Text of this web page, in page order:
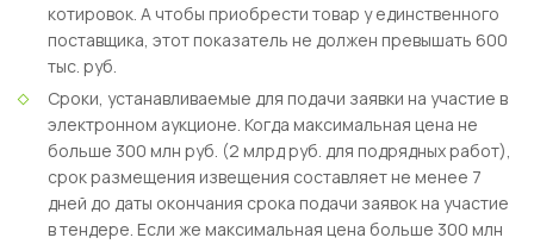
котировок. А чтобы приобрести товар у единственного
поставщика, этот показатель не должен превышать 600
тыс. руб.
Сроки, устанавливаемые для подачи заявки на участие в
электронном аукционе. Когда максимальная цена не
больше 300 млн руб. (2 млрд руб. для подрядных работ),
срок размещения извещения составляет не менее 7
дней до даты окончания срока подачи заявок на участие
в тендере. Если же максимальная цена больше 300 млн